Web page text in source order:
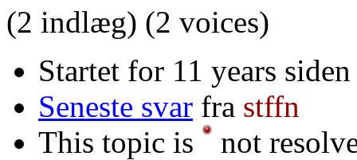
(2 indlæg) (2 voices)
Startet for 11 years
Seneste svar fra stffn
This topic is
not